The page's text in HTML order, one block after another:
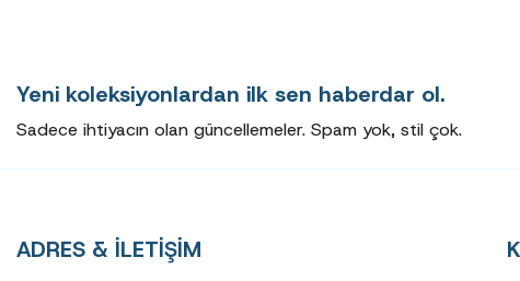
Yeni koleksiyonlardan ilk sen haberdar ol.
Sadece ihtiyacın olan güncellemeler. Spam yok, stil çok.
ADRES & İLETİŞİM